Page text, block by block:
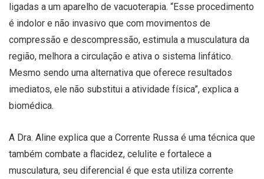
ligadas a um aparelho de vacuoterapia. “Esse procedimento
é indolor e não invasivo que com movimentos de
compressão e descompressão, estimula a musculatura da
região, melhora a circulação e ativa o sistema linfático.
Mesmo sendo uma alternativa que oferece resultados
imediatos, ele não substitui a atividade física”, explica a
biomédica.
A Dra. Aline explica que a Corrente Russa é uma técnica que
também combate a flacidez, celulite e fortalece a
musculatura, seu diferencial é que esta utiliza corrente